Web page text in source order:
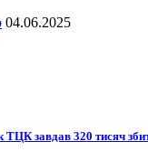
04.06.2025
ТЦК завдав 320 тисяч